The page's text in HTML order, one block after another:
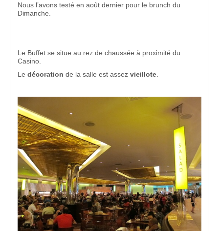
Nous l’avons testé en août dernier pour le brunch du
Dimanche.
Le Buffet se situe au rez de chaussée à proximité du
Casino.
Le décoration de la salle est assez vieillote